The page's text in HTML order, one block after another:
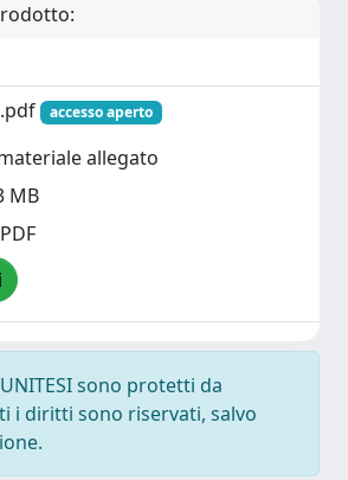
accesso aperto
allegato
MB
sono protetti da
i diritti sono riservati, salvo